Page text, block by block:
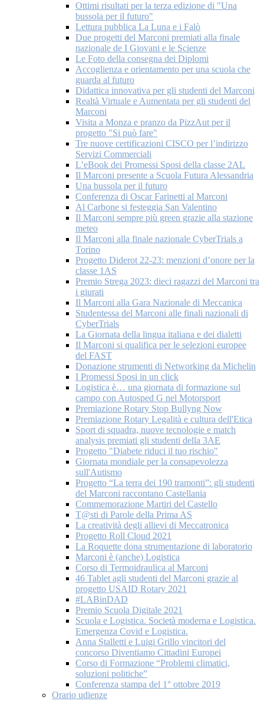
Ottimi risultati per la terza edizione di "Una
bussola per il futuro"
Lettura pubblica La Luna e i Falò
Due progetti del Marconi premiati alla finale
nazionale de I Giovani e le Scienze
Le Foto della consegna dei Diplomi
Accoglienza e orientamento per una scuola che
guarda al futuro
Didattica innovativa per gli studenti del Marconi
Realtà Virtuale e Aumentata per gli studenti del
Marconi
Visita a Monza e pranzo da PizzAut per il
progetto "Si può fare"
Tre nuove certificazioni CISCO per l’indirizzo
Servizi Commerciali
L’eBook dei Promessi Sposi della classe 2AL
Il Marconi presente a Scuola Futura Alessandria
Una bussola per il futuro
Conferenza di Oscar Farinetti al Marconi
Al Carbone si festeggia San Valentino
Il Marconi sempre più green grazie alla stazione
meteo
Il Marconi alla finale nazionale CyberTrials a
Torino
Progetto Diderot 22-23: menzioni d’onore per la
classe 1AS
Premio Strega 2023: dieci ragazzi del Marconi tra
i giurati
Il Marconi alla Gara Nazionale di Meccanica
Studentessa del Marconi alle finali nazionali di
CyberTrials
La Giornata della lingua italiana e dei dialetti
Il Marconi si qualifica per le selezioni europee
del FAST
Donazione strumenti di Networking da Michelin
I Promessi Sposi in un click
Logistica è… una giornata di formazione sul
campo con Autosped G nel Motorsport
Premiazione Rotary Stop Bullyng Now
Premiazione Rotary Legalità e cultura dell'Etica
Sport di squadra, nuove tecnologie e match
analysis premiati gli studenti della 3AE
Progetto "Diabete riduci il tuo rischio"
Giornata mondiale per la consapevolezza
sull'Autismo
Progetto “La terra dei 190 tramonti”: gli studenti
del Marconi raccontano Castellania
Commemorazione Martiri del Castello
T@sti di Parole della Prima AS
La creatività degli allievi di Meccatronica
Progetto Roll Cloud 2021
La Roquette dona strumentazione di laboratorio
Marconi è (anche) Logistica
Corso di Termoidraulica al Marconi
46 Tablet agli studenti del Marconi grazie al
progetto USAID Rotary 2021
#LABinDAD
Premio Scuola Digitale 2021
Scuola e Logistica. Società moderna e Logistica.
Emergenza Covid e Logistica.
Anna Stalletti e Luigi Grillo vincitori del
concorso Diventiamo Cittadini Europei
Corso di Formazione “Problemi climatici,
soluzioni politiche”
Conferenza stampa del 1° ottobre 2019
Orario udienze